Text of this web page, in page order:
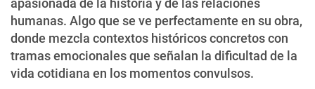
humanas. Algo que se ve perfectamente en su obra,
donde mezcla contextos históricos concretos con
tramas emocionales que señalan la dificultad de la
vida cotidiana en los momentos convulsos.